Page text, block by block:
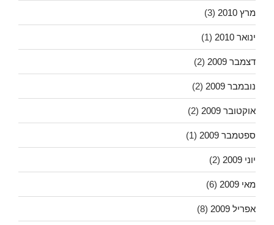
מרץ 2010 (3)
ינואר 2010 (1)
דצמבר 2009 (2)
נובמבר 2009 (2)
אוקטובר 2009 (2)
ספטמבר 2009 (1)
יוני 2009 (2)
מאי 2009 (6)
אפריל 2009 (8)